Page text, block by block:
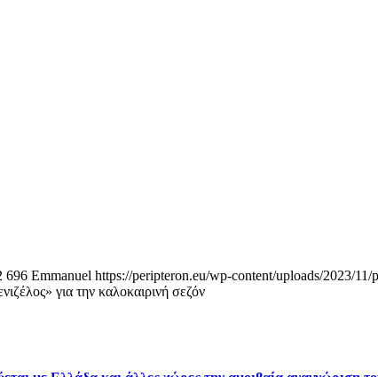
696 Emmanuel https://peripteron.eu/wp-content/uploads/2023/11/
για την καλοκαιρινή σεζόν